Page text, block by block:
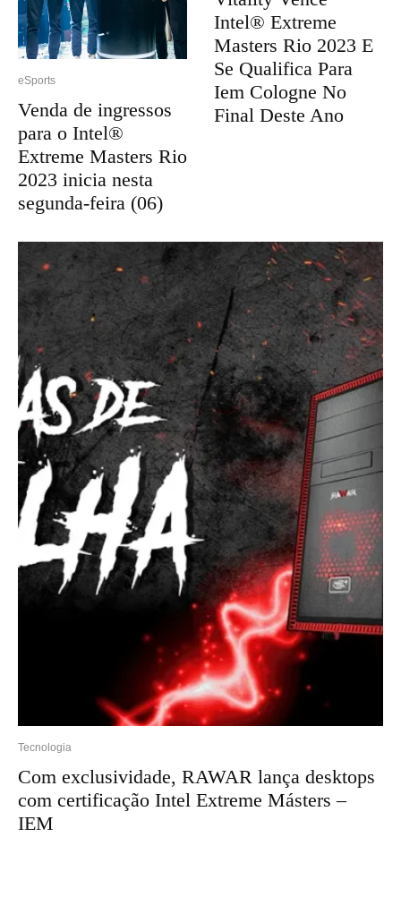
eSports
Venda de ingressos
para o Intel®
Extreme Masters Rio
2023 inicia nesta
segunda-feira (06)
Intel® Extreme
Masters Rio 2023 E
Se Qualifica Para
Iem Cologne No
Final Deste Ano
Tecnologia
Com exclusividade, RAWAR lança desktops
com certificação Intel Extreme Másters –
IEM